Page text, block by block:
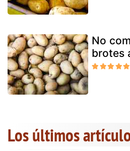
No
brotes
Los últimos